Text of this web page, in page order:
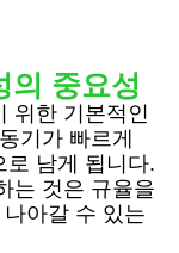
의 중요성
위한 기본적인
기가 빠르게
로 남게 됩니다.
는 것은 규율을
아갈 수 있는